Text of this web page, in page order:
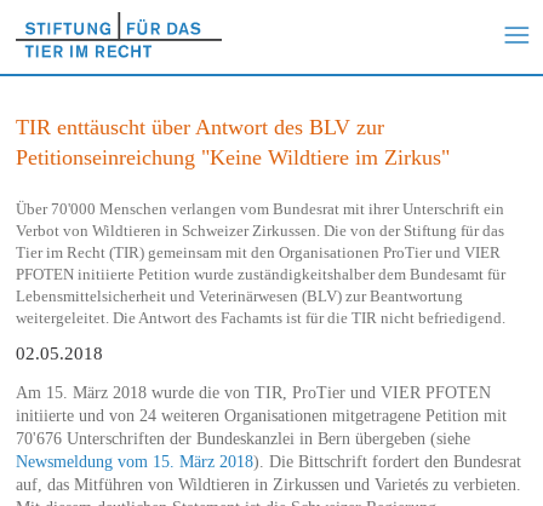
TIR enttäuscht über Antwort des BLV zur
Petitionseinreichung "Keine Wildtiere im Zirkus"
Über 70'000 Menschen verlangen vom Bundesrat mit ihrer Unterschrift ein
Verbot von Wildtieren in Schweizer Zirkussen. Die von der Stiftung für das
Tier im Recht (TIR) gemeinsam mit den Organisationen ProTier und VIER
PFOTEN initiierte Petition wurde zuständigkeitshalber dem Bundesamt für
Lebensmittelsicherheit und Veterinärwesen (BLV) zur Beantwortung
weitergeleitet. Die Antwort des Fachamts ist für die TIR nicht befriedigend.
02.05.2018
Am 15. März 2018 wurde die von TIR, ProTier und VIER PFOTEN
initiierte und von 24 weiteren Organisationen mitgetragene Petition mit
70'676 Unterschriften der Bundeskanzlei in Bern übergeben (siehe
Newsmeldung vom 15. März 2018). Die Bittschrift fordert den Bundesrat
auf, das Mitführen von Wildtieren in Zirkussen und Varietés zu verbieten.